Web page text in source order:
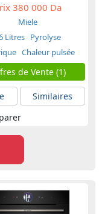
380 000 Da
Miele
Litres Pyrolyse
Chaleur pulsée
de Vente (1)
Similaires